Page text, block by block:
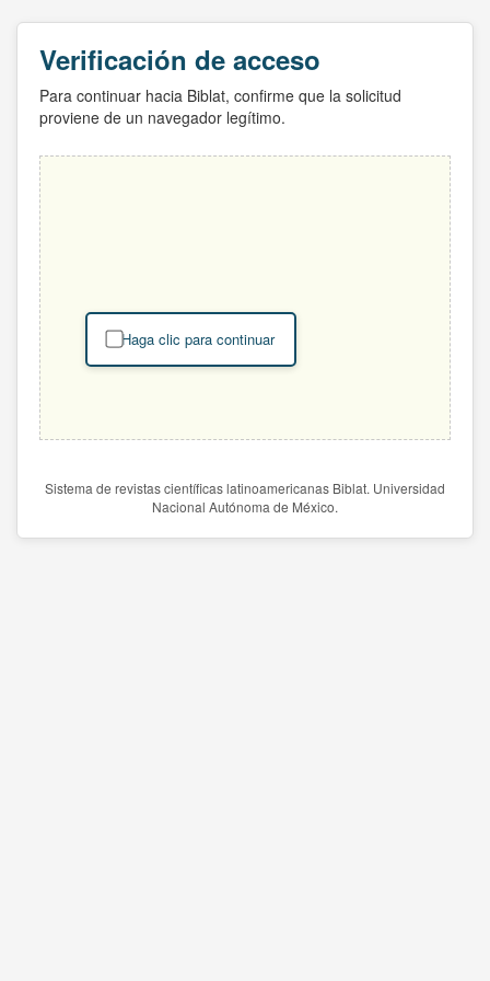
Verificación de acceso
Para continuar hacia Biblat, confirme que la solicitud
proviene de un navegador legítimo.
Haga clic para continuar
Sistema de revistas científicas latinoamericanas Biblat. Universidad
Nacional Autónoma de México.